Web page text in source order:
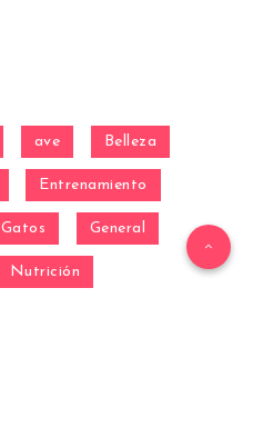
ave Belleza
Entrenamiento
Gatos General
Nutrición